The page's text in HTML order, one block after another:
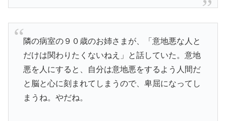
隣の病室の９０歳のお姉さまが、「意地悪な人と
だけは関わりたくないねえ」と話していた。意地
悪を人にすると、自分は意地悪をするよう人間だ
と脳と心に刻まれてしまうので、卑屈になってし
まうね。やだね。